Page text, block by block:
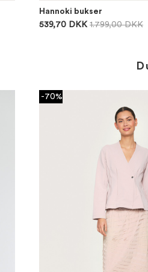
Hannoki bukser
539,70 DKK 1.799,00 DKK
-70%